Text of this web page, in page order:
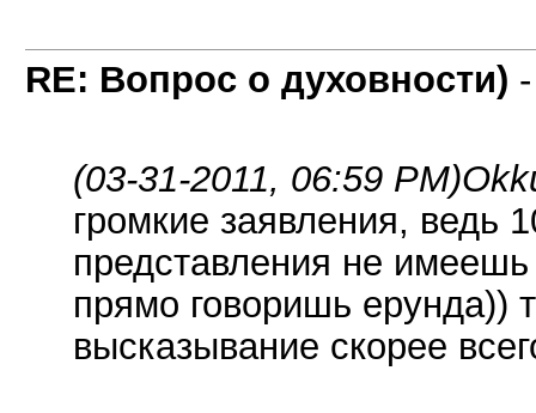
RE: Вопрос о духовности)
(03-31-2011, 06:59 PM)
громкие заявления, ведь
представления не имеешь
прямо говоришь ерунда))
высказывание скорее